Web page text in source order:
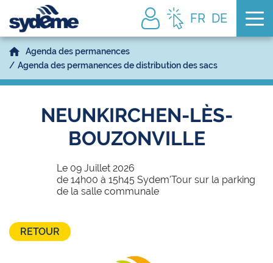
FR DE
Agenda des permanences
Agenda des permanences de distribution des sacs
NEUNKIRCHEN-LÈS-
BOUZONVILLE
Le 09 Juillet 2026
de 14h00 à 15h45 Sydem'Tour sur la parking
de la salle communale
RETOUR